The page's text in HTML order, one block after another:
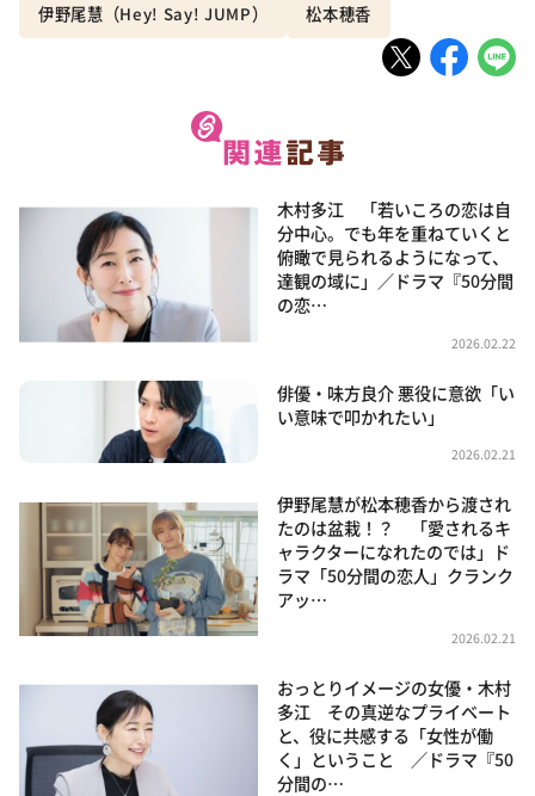
伊野尾慧（Hey! Say! JUMP） 松本穂香
木村多江 「若いころの恋は自
分中心。でも年を重ねていくと
俯瞰で見られるようになって、
達観の域に」／ドラマ『50分間
の恋…
2026.02.22
俳優・味方良介 悪役に意欲「い
い意味で叩かれたい」
2026.02.21
伊野尾慧が松本穂香から渡され
たのは盆栽！？ 「愛されるキ
ャラクターになれたのでは」ド
ラマ「50分間の恋人」クランク
アッ…
2026.02.21
おっとりイメージの女優・木村
多江 その真逆なプライベート
と、役に共感する「女性が働
く」ということ ／ドラマ『50
分間の…